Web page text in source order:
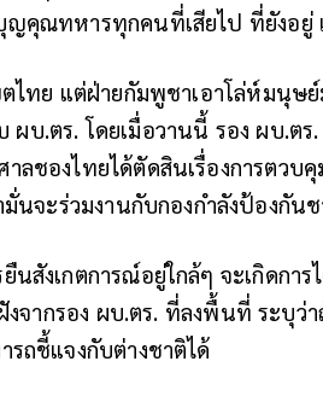
คุณทหารทุกคนที่เสียไป ที่ยังอยู่
ไทย แต่ฝ่ายกัมพูชาเอาโล่ห์มนุษ
ผบ.ตร. โดยเมื่อวานนี้ รอง ผบ.ต
ลชองไทยได้ตัดสินเรื่องการตว
นจะร่วมงานกับกองกำลังป้องกัน
สังเกตการณ์อยู่ใกล้ๆ จะเกิดการ
จากรอง ผบ.ตร. ที่ลงพื้นที่ ระบุว่
รถชี้แจงกับต่างชาติได้